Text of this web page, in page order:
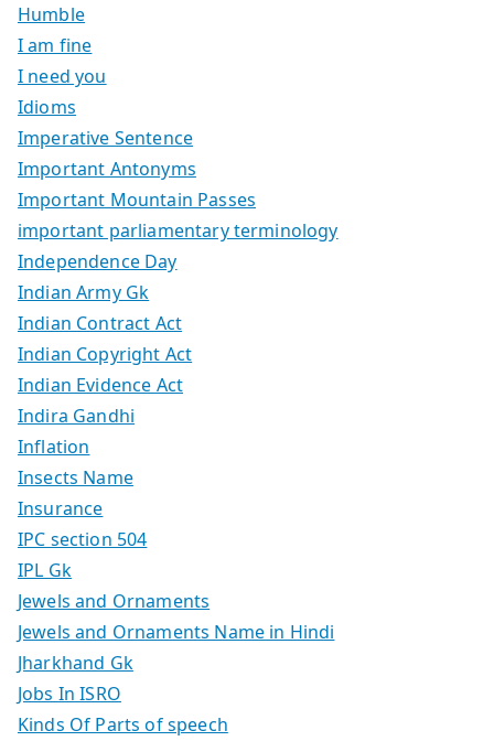
Humble
I am fine
I need you
Idioms
Imperative Sentence
Important Antonyms
Important Mountain Passes
important parliamentary terminology
Independence Day
Indian Army Gk
Indian Contract Act
Indian Copyright Act
Indian Evidence Act
Indira Gandhi
Inflation
Insects Name
Insurance
IPC section 504
IPL Gk
Jewels and Ornaments
Jewels and Ornaments Name in Hindi
Jharkhand Gk
Jobs In ISRO
Kinds Of Parts of speech